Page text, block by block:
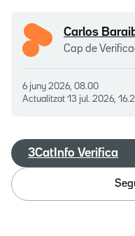
Carlos
Cap de
6 juny 2026, 08.00
Actualitzat 13 jul. 2026,
3CatInfo Verifica